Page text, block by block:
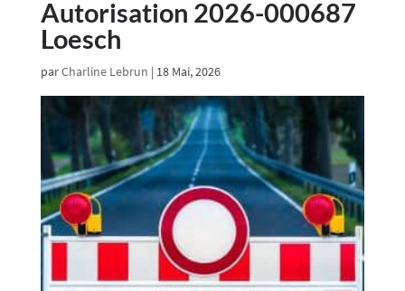
Autorisation 2026-000687
Loesch
parCharline Lebrun | 18 Mai, 2026